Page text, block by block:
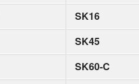
SK16
SK45
SK60-C